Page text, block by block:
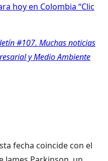
hoy en Colombia “Clic
#107. Muchas noticias
y Medio Ambiente
fecha coincide con el